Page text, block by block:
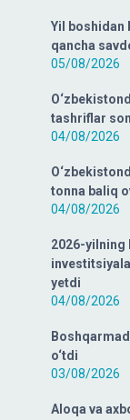
Yil boshidan
qancha
05/08/2026
tashriflar
04/08/2026
tonna baliq
04/08/2026
2026-yilning
yetdi
04/08/2026
o‘tdi
03/08/2026
Aloqa va